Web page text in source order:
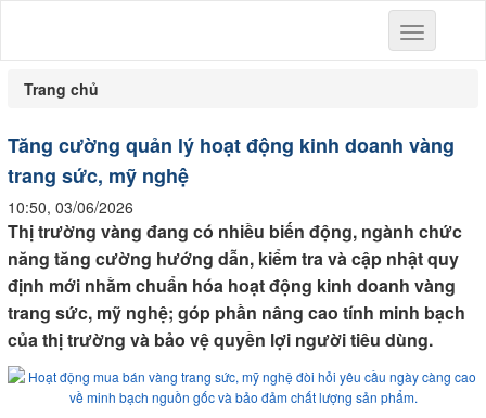
Toggle
navigation
Trang chủ
Tăng cường quản lý hoạt động kinh doanh vàng
trang sức, mỹ nghệ
10:50, 03/06/2026
Thị trường vàng đang có nhiều biến động, ngành chức
năng tăng cường hướng dẫn, kiểm tra và cập nhật quy
định mới nhằm chuẩn hóa hoạt động kinh doanh vàng
trang sức, mỹ nghệ; góp phần nâng cao tính minh bạch
của thị trường và bảo vệ quyền lợi người tiêu dùng.